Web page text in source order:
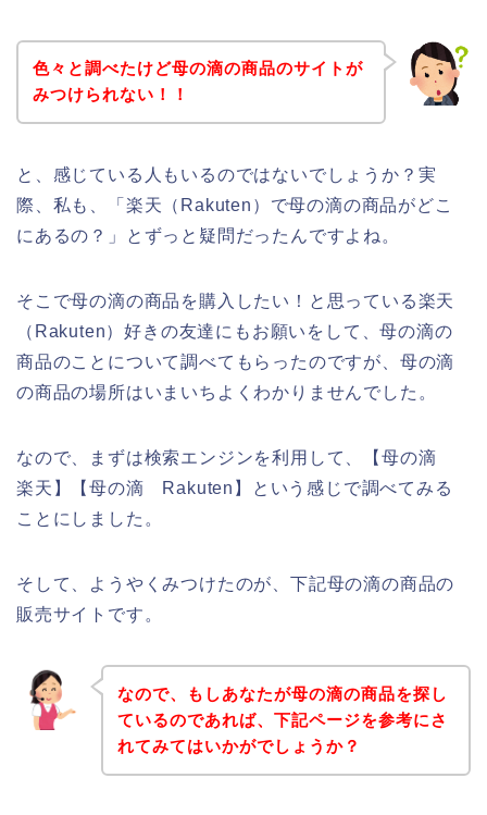
色々と調べたけど母の滴の商品のサイトが
みつけられない！！
と、感じている人もいるのではないでしょうか？実
際、私も、「楽天（Rakuten）で母の滴の商品がどこ
にあるの？」とずっと疑問だったんですよね。
そこで母の滴の商品を購入したい！と思っている楽天
（Rakuten）好きの友達にもお願いをして、母の滴の
商品のことについて調べてもらったのですが、母の滴
の商品の場所はいまいちよくわかりませんでした。
なので、まずは検索エンジンを利用して、【母の滴
楽天】【母の滴 Rakuten】という感じで調べてみる
ことにしました。
そして、ようやくみつけたのが、下記母の滴の商品の
販売サイトです。
なので、もしあなたが母の滴の商品を探し
ているのであれば、下記ページを参考にさ
れてみてはいかがでしょうか？